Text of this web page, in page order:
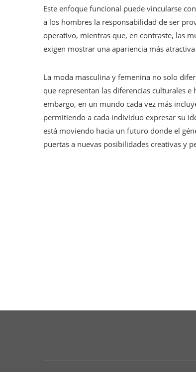
Este enfoque funcional puede vincularse
a los hombres la responsabilidad de ser
operativo, mientras que, en contraste, las
exigen mostrar una apariencia más
La moda masculina y femenina no solo
que representan las diferencias culturales e
embargo, en un mundo cada vez más
permitiendo a cada individuo expresar su
está moviendo hacia un futuro donde el
puertas a nuevas posibilidades creativas y